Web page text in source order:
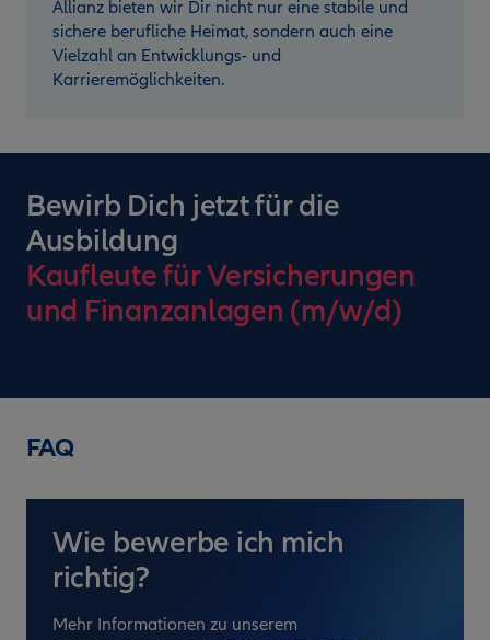
Allianz bieten wir Dir nicht nur eine stabile und
sichere berufliche Heimat, sondern auch eine
Vielzahl an Entwicklungs- und
Karrieremöglichkeiten.
Bewirb Dich jetzt für die
Ausbildung
Kaufleute für Versicherungen
und Finanzanlagen (m/w/d)
FAQ
Wie bewerbe ich mich
richtig?
Mehr Informationen zu unserem